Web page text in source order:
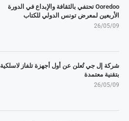
Ooredoo تحتفي بالثقافة والإبداع في الدورة
الأربعين لمعرض تونس الدولي للكتاب
26/05/09
شركة إل جي تُعلن عن أول أجهزة تلفاز لاسلكية
بتقنية معتمدة
26/05/09